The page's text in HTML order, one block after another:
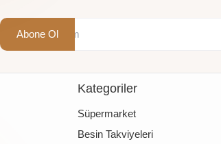
Abone Ol
Kategoriler
Süpermarket
Besin Takviyeleri